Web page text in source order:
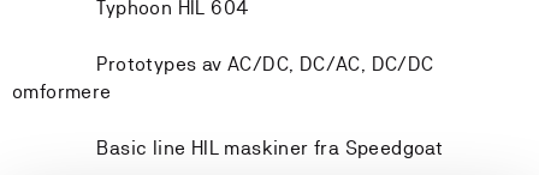
Typhoon HIL 604
Prototypes av AC/DC, DC/AC, DC/DC
omformere
Basic line HIL maskiner fra Speedgoat